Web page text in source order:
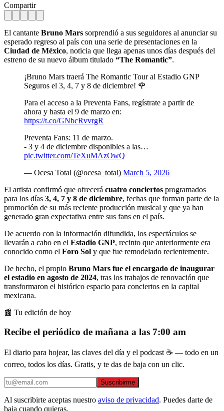
Compartir
El cantante Bruno Mars sorprendió a sus seguidores al anunciar su
esperado regreso al país con una serie de presentaciones en la
Ciudad de México, noticia que llega apenas unos días después del
estreno de su nuevo álbum titulado “The Romantic”.
¡Bruno Mars traerá The Romantic Tour al Estadio GNP
Seguros el 3, 4, 7 y 8 de diciembre! 🌹
Para el acceso a la Preventa Fans, regístrate a partir de
ahora y hasta el 9 de marzo en:
https://t.co/GNbcRvvrgR
Preventa Fans: 11 de marzo.
- 3 y 4 de diciembre disponibles a las…
pic.twitter.com/TeXuMAzOwQ
— Ocesa Total (@ocesa_total) March 5, 2026
El artista confirmó que ofrecerá cuatro conciertos programados
para los días 3, 4, 7 y 8 de diciembre, fechas que forman parte de la
promoción de su más reciente producción musical y que ya han
generado gran expectativa entre sus fans en el país.
De acuerdo con la información difundida, los espectáculos se
llevarán a cabo en el Estadio GNP, recinto que anteriormente era
conocido como el Foro Sol y que fue remodelado recientemente.
De hecho, el propio Bruno Mars fue el encargado de inaugurar
el estadio en agosto de 2024, tras los trabajos de renovación que
transformaron el histórico espacio para conciertos en la capital
mexicana.
📰 Tu edición de hoy
Recibe el periódico de mañana a las 7:00 am
El diario para hojear, las claves del día y el podcast ☕ — todo en un
correo, todos los días. Gratis, y te das de baja con un clic.
Suscribirme
Al suscribirte aceptas nuestro aviso de privacidad. Puedes darte de
baja cuando quieras.